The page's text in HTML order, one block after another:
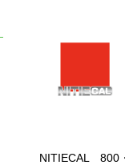
NITIECAL 800